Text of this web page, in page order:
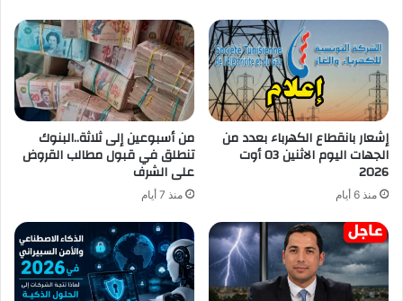
إشعار بانقطاع الكهرباء بعدد من
الجهات اليوم الاثنين 03 أوت
2026
منذ 6 أيام
من أسبوعين إلى ثلاثة..البنوك
تنطلق في قبول مطالب القروض
على الشرف
منذ 7 أيام